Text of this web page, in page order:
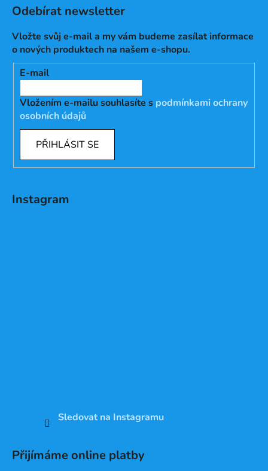
Odebírat newsletter
Vložte svůj e-mail a my vám budeme zasílat informace
o nových produktech na našem e-shopu.
E-mail
Vložením e-mailu souhlasíte s podmínkami ochrany
osobních údajů
PŘIHLÁSIT SE
Instagram
Sledovat na Instagramu
Přijímáme online platby